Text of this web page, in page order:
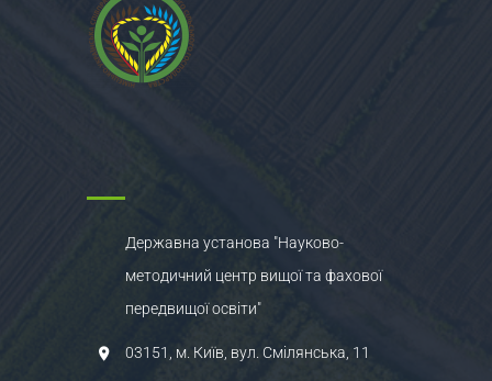
Державна установа "Науково-
методичний центр вищої та фахової
передвищої освіти"
03151, м. Київ, вул. Смілянська, 11